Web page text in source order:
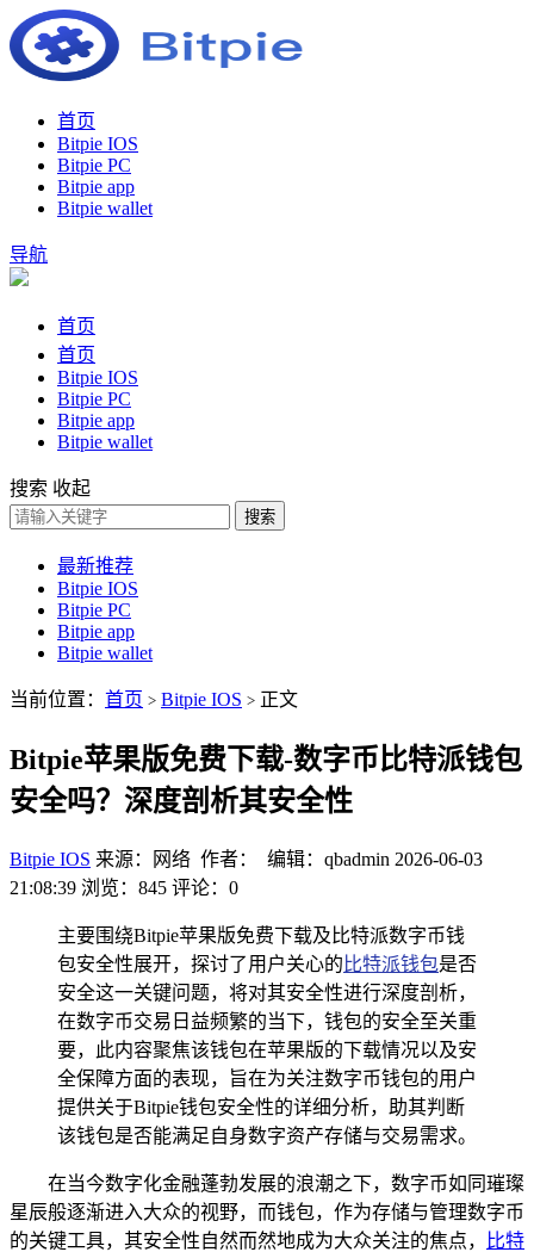
首页
Bitpie IOS
Bitpie PC
Bitpie app
Bitpie wallet
导航
首页
首页
Bitpie IOS
Bitpie PC
Bitpie app
Bitpie wallet
搜索 收起
搜索
最新推荐
Bitpie IOS
Bitpie PC
Bitpie app
Bitpie wallet
当前位置： 首页 > Bitpie IOS > 正文
Bitpie苹果版免费下载-数字币比特派钱包
安全吗？深度剖析其安全性
Bitpie IOS 来源：网络 作者： 编辑：qbadmin 2026-06-03
21:08:39 浏览：845 评论：0
主要围绕Bitpie苹果版免费下载及比特派数字币钱
包安全性展开，探讨了用户关心的 比特派钱包是否
安全这一关键问题，将对其安全性进行深度剖析，
在数字币交易日益频繁的当下，钱包的安全至关重
要，此内容聚焦该钱包在苹果版的下载情况以及安
全保障方面的表现，旨在为关注数字币钱包的用户
提供关于Bitpie钱包安全性的详细分析，助其判断
该钱包是否能满足自身数字资产存储与交易需求。
在当今数字化金融蓬勃发展的浪潮之下，数字币如同璀璨
星辰般逐渐进入大众的视野，而钱包，作为存储与管理数字币
的关键工具，其安全性自然而然地成为大众关注的焦点，
比特